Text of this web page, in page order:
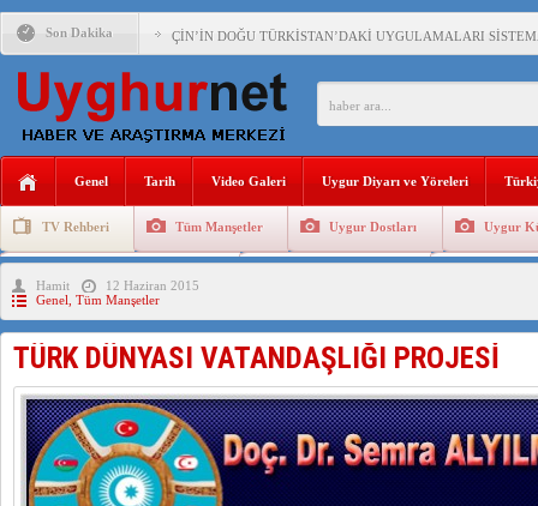
Son Dakika ÇİN’İN DOĞU TÜRKİSTAN’DAKİ UYGULAMALARI
DİYANET AKADEMİSİ BAŞKANI DOÇ.DR.KAAN : DOĞU
ÇİN’İN UYGUR POLİTİKALARINI ÖVEN DİYANET
MHP’DEN URUMÇİ KATLİAMI MESAJİ : 05.07.2009
İŞGALCİ ÇİN’DEN “FETİHLER SULTANI
SAADET PARTİSİ İLÇE BAŞKANI : TEMMUZ AYI,DOĞU
İŞGALCİ ÇİN,DOĞU TÜRKİSTAN’DA EN AZ 143 BİN
Genel Tarih Video Galeri Uygur Diyarı ve Yöreleri
TV Rehberi Tüm Manşetler Uygur Dostları Uygur
Uygurlarda Düğün ve Cenaze
Hamit
12 Haziran 2015
Genel Tüm Manşetler
TÜRK DÜNYASI VATANDAŞLIĞI PROJESİ